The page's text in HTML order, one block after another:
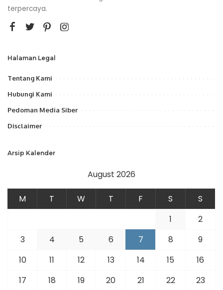
terpercaya.
Halaman Legal
Tentang Kami
Hubungi Kami
Pedoman Media Siber
Disclaimer
Arsip Kalender
August 2026
M T W T F S
S
1
2
3
4 5 6 7 8
9
10
11 12 13 14 15
16
17
18 19 20 21 22
23